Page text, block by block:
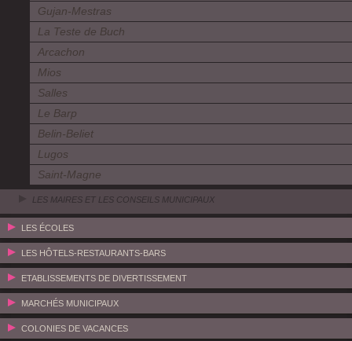
Gujan-Mestras
La Teste de Buch
Arcachon
Mios
Salles
Le Barp
Belin-Beliet
Lugos
Saint-Magne
LES MAIRES ET LES CONSEILS MUNICIPAUX
LES ÉCOLES
LES HÔTELS-RESTAURANTS-BARS
ETABLISSEMENTS DE DIVERTISSEMENT
MARCHÉS MUNICIPAUX
COLONIES DE VACANCES